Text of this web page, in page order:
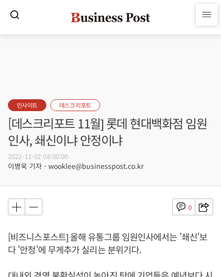
인사이트 데스크 리포트
[데스크리포트 11월] 롯데 현대백화점 임원
인사, 쇄신이냐 안정이냐
2022-11-02 08:00:00
이병욱 기자 - wooklee@businesspost.co.kr
0
[비즈니스포스트] 올해 유통그룹 임원인사에서는 '쇄신'보
다 '안정'에 무게추가 실리는 분위기다.